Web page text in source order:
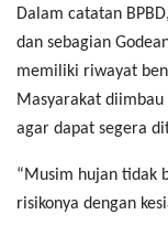
Dalam catatan
dan sebagian
memiliki riwayat
Masyarakat
agar dapat segera
“Musim hujan tidak
risikonya dengan